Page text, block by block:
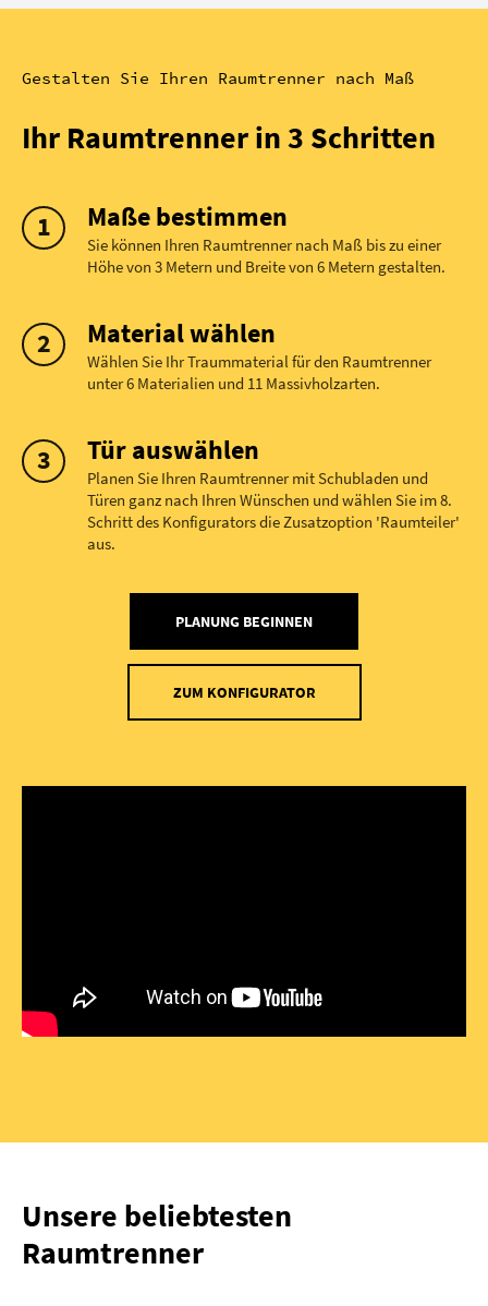
Gestalten Sie Ihren Raumtrenner nach Maß
Ihr Raumtrenner in 3 Schritten
Maße bestimmen
Sie können Ihren Raumtrenner nach Maß bis zu einer
Höhe von 3 Metern und Breite von 6 Metern gestalten.
Material wählen
Wählen Sie Ihr Traummaterial für den Raumtrenner
unter 6 Materialien und 11 Massivholzarten.
Tür auswählen
Planen Sie Ihren Raumtrenner mit Schubladen und
Türen ganz nach Ihren Wünschen und wählen Sie im 8.
Schritt des Konfigurators die Zusatzoption 'Raumteiler'
aus.
PLANUNG BEGINNEN
ZUM KONFIGURATOR
Unsere beliebtesten
Raumtrenner